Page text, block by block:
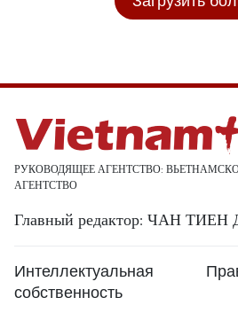
РУКОВОДЯЩЕЕ АГЕНТСТВО:
АГЕНТСТВО
Главный редактор: ЧАН
Интеллектуальная
собственность